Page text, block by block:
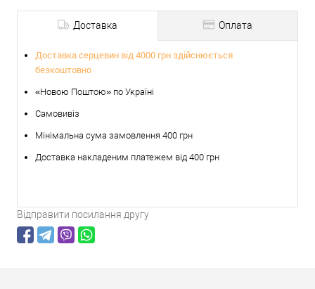
Доставка Оплата
Доставка серцевин від 4000 грн здійснюється
безкоштовно
«Новою Поштою» по Україні
Самовивіз
Мінімальна сума замовлення 400 грн
Доставка накладеним платежем від 400 грн
Відправити посилання другу